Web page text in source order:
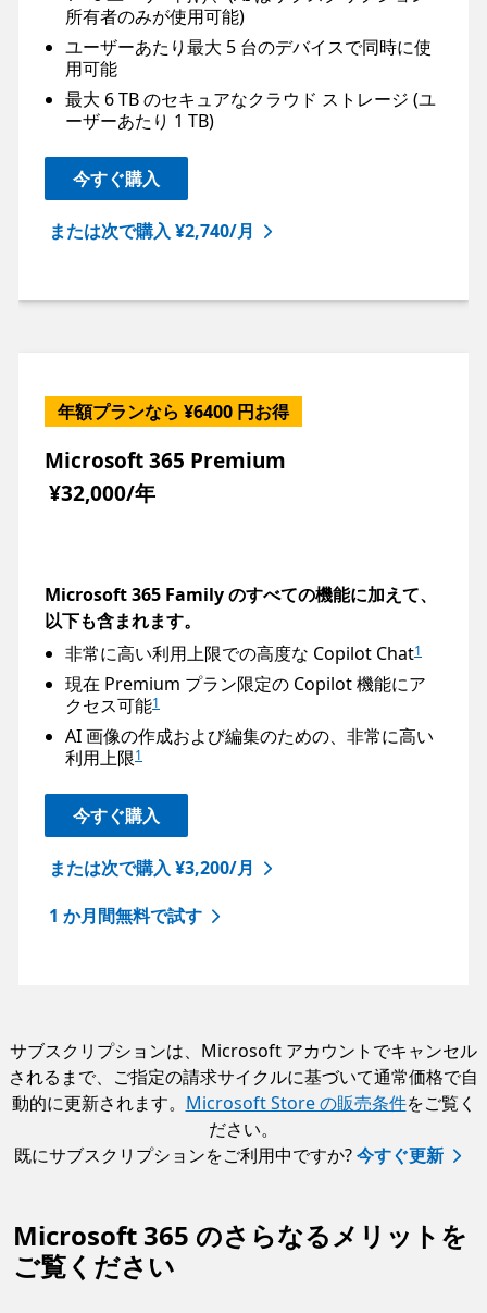
所有者のみが使用可能)
ユーザーあたり最大 5 台のデバイスで同時に使
用可能
最大 6 TB のセキュアなクラウド ストレージ (ユ
ーザーあたり 1 TB)
今すぐ購入
または次で購入 ¥2,740/月
年額プランなら ¥6400 円お得
Microsoft 365 Premium
¥32,000/年
Microsoft 365 Family のすべての機能に加えて、
以下も含まれます。
非常に高い利用上限での高度な Copilot Chat1
現在 Premium プラン限定の Copilot 機能にア
クセス可能1
AI 画像の作成および編集のための、非常に高い
利用上限1
今すぐ購入
または次で購入 ¥3,200/月
1 か月間無料で試す
サブスクリプションは、Microsoft アカウントでキャンセル
されるまで、ご指定の請求サイクルに基づいて通常価格で自
動的に更新されます。 Microsoft Store の販売条件をご覧く
ださい。
既にサブスクリプションをご利用中ですか?今すぐ更新
Microsoft 365 のさらなるメリットを
ご覧ください